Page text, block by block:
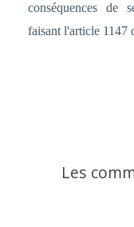
conséquences de
faisant l'article 1147
Les